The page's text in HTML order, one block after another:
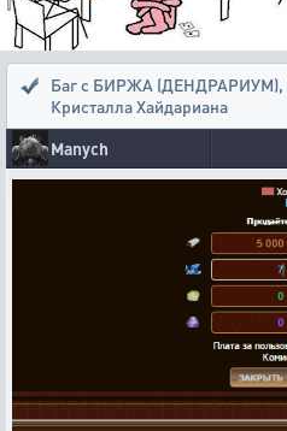
Баг с БИРЖА (ДЕНДРАРИУМ),
Кристалла Хайдариана
Manych